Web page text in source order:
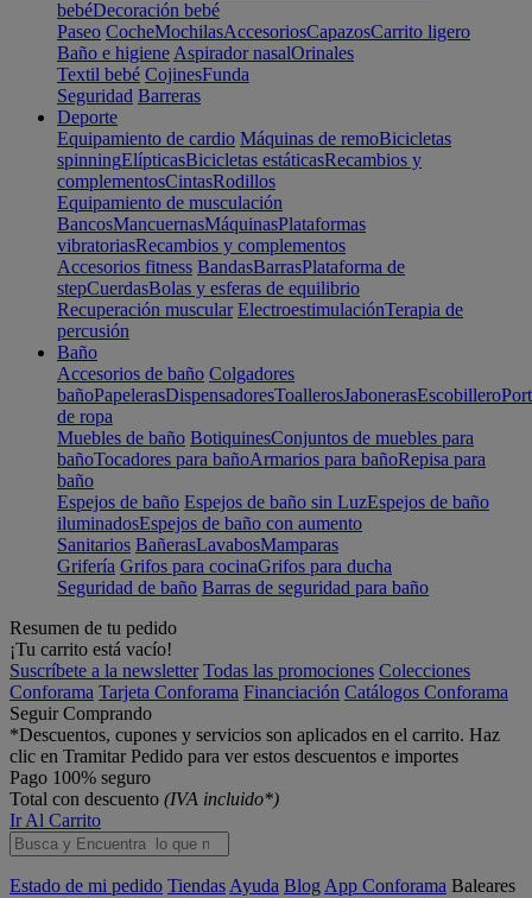
bebéDecoración bebé
Paseo CocheMochilasAccesoriosCapazosCarrito ligero
Baño e higiene Aspirador nasalOrinales
Textil bebé CojinesFunda
Seguridad Barreras
Deporte
Equipamiento de cardio Máquinas de remoBicicletas
spinningElípticasBicicletas estáticasRecambios y
complementosCintasRodillos
Equipamiento de musculación
BancosMancuernasMáquinasPlataformas
vibratoriasRecambios y complementos
Accesorios fitness BandasBarrasPlataforma de
stepCuerdasBolas y esferas de equilibrio
Recuperación muscular ElectroestimulaciónTerapia de
percusión
Baño
Accesorios de baño Colgadores
bañoPapelerasDispensadoresToallerosJabonerasEscobillero
de ropa
Muebles de baño BotiquinesConjuntos de muebles para
bañoTocadores para bañoArmarios para bañoRepisa para
baño
Espejos de baño Espejos de baño sin LuzEspejos de baño
iluminadosEspejos de baño con aumento
Sanitarios BañerasLavabosMamparas
Grifería Grifos para cocinaGrifos para ducha
Seguridad de baño Barras de seguridad para baño
Resumen de tu pedido
¡Tu carrito está vacío!
Suscríbete a la newsletter Todas las promociones Colecciones
Conforama Tarjeta Conforama Financiación Catálogos Conforama
Seguir Comprando
*Descuentos, cupones y servicios son aplicados en el carrito. Haz
clic en Tramitar Pedido para ver estos descuentos e importes
Pago 100% seguro
Total con descuento (IVA incluido*)
Ir Al Carrito
Estado de mi pedido Tiendas Ayuda Blog App Conforama Baleares